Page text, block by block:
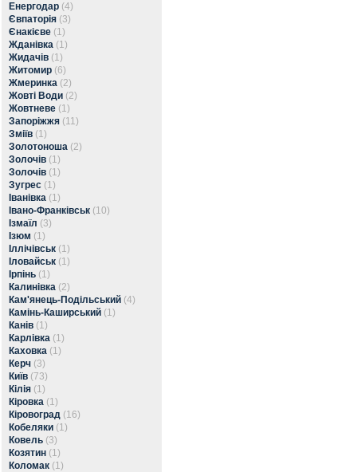
Енергодар (4)
Євпаторія (3)
Єнакієве (1)
Жданівка (1)
Жидачів (1)
Житомир (6)
Жмеринка (2)
Жовті Води (2)
Жовтневе (1)
Запоріжжя (11)
Зміїв (1)
Золотоноша (2)
Золочів (1)
Золочів (1)
Зугрес (1)
Іванівка (1)
Івано-Франківськ (10)
Ізмаїл (3)
Ізюм (1)
Іллічівськ (1)
Іловайськ (1)
Ірпінь (1)
Калинівка (2)
Кам'янець-Подільський (4)
Камінь-Каширський (1)
Канів (1)
Карлівка (1)
Каховка (1)
Керч (3)
Київ (73)
Кілія (1)
Кіровка (1)
Кіровоград (16)
Кобеляки (1)
Ковель (3)
Козятин (1)
Коломак (1)